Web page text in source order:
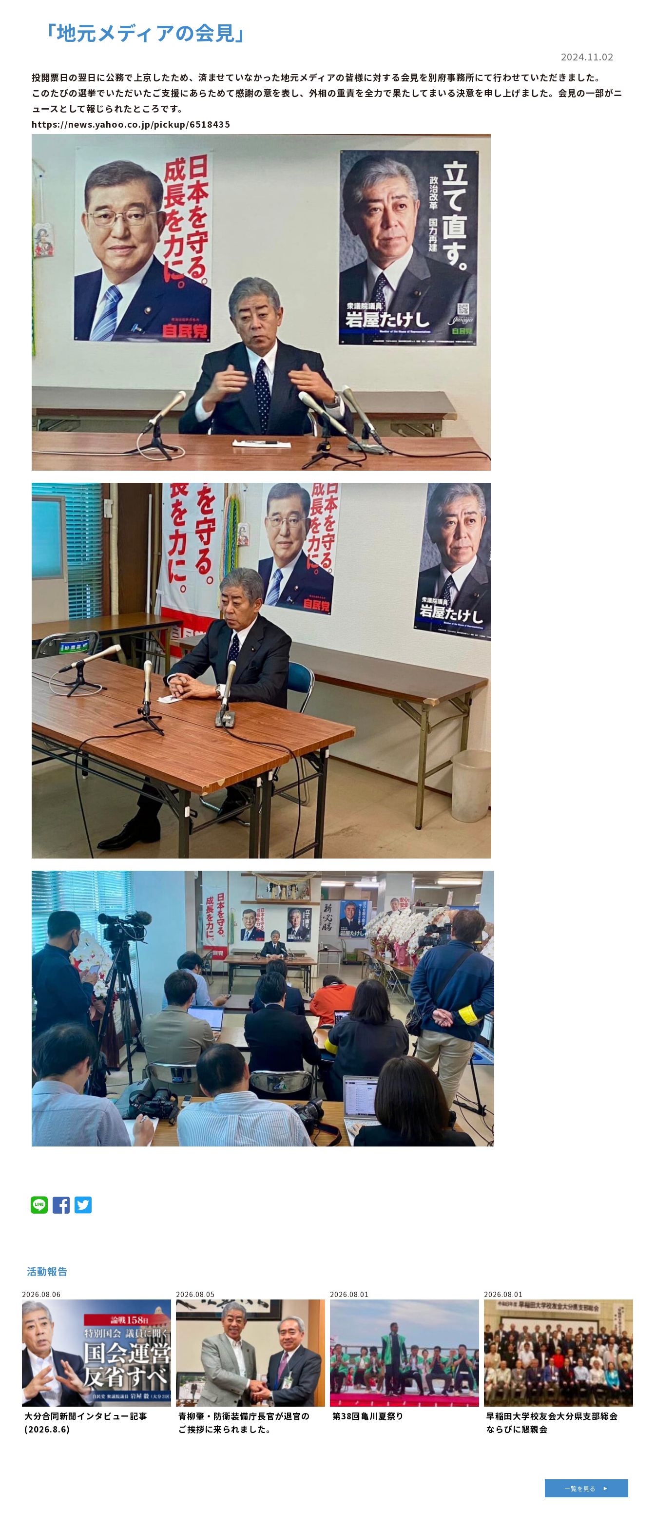
「地元メディアの会見」
2024.11.02
投開票日の翌日に公務で上京したため、済ませていなかった地元メディアの皆様に対する会見を別府事務所にて行わせていただきました。
このたびの選挙でいただいたご支援にあらためて感謝の意を表し、外相の重責を全力で果たしてまいる決意を申し上げました。会見の一部がニ
ュースとして報じられたところです。
https://news.yahoo.co.jp/pickup/6518435
活動報告
2026.08.06
大分合同新聞インタビュー記事
(2026.8.6)
2026.08.05
青柳肇・防衛装備庁長官が退官の
ご挨拶に来られました。
2026.08.01
第38回亀川夏祭り
2026.08.01
早稲田大学校友会大分県支部総会
ならびに懇親会
一覧を見る